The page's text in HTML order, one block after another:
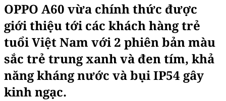
OPPO A60 vừa chính thức được
giới thiệu tới các khách hàng trẻ
tuổi Việt Nam với 2 phiên bản màu
sắc trẻ trung xanh và đen tím, khả
năng kháng nước và bụi IP54 gây
kinh ngạc.